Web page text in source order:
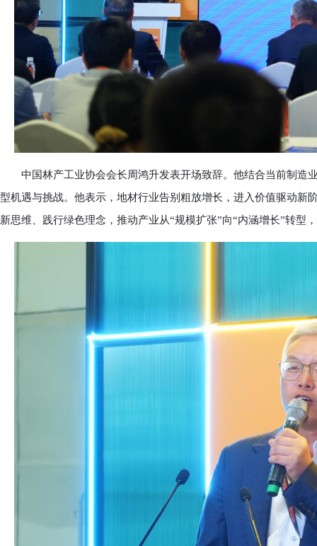
中国林产工业协会会长周鸿升发表开场致辞。他结合当前制造
型机遇与挑战。他表示，地材行业告别粗放增长，进入价值驱动新
新思维、践行绿色理念，推动产业从“规模扩张”向“内涵增长”转型